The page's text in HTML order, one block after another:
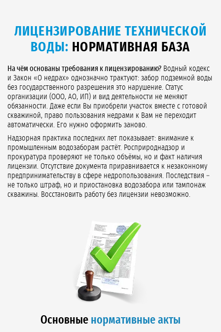
ЛИЦЕНЗИРОВАНИЕ ТЕХНИЧЕСКОЙ
ВОДЫ: НОРМАТИВНАЯ БАЗА
На чём основаны требования к лицензированию? Водный кодекс
и Закон «О недрах» однозначно трактуют: забор подземной воды
без государственного разрешения это нарушение. Статус
организации (ООО, АО, ИП) и вид деятельности не меняют
обязанности. Даже если Вы приобрели участок вместе с готовой
скважиной, право пользования недрами к Вам не переходит
автоматически. Его нужно оформить заново.
Надзорная практика последних лет показывает: внимание к
промышленным водозаборам растёт. Росприроднадзор и
прокуратура проверяют не только объёмы, но и факт наличия
лицензии. Отсутствие документа приравнивается к незаконному
предпринимательству в сфере недропользования. Последствия –
не только штраф, но и приостановка водозабора или тампонаж
скважины. Восстановить работу без лицензии невозможно.
Основные нормативные акты